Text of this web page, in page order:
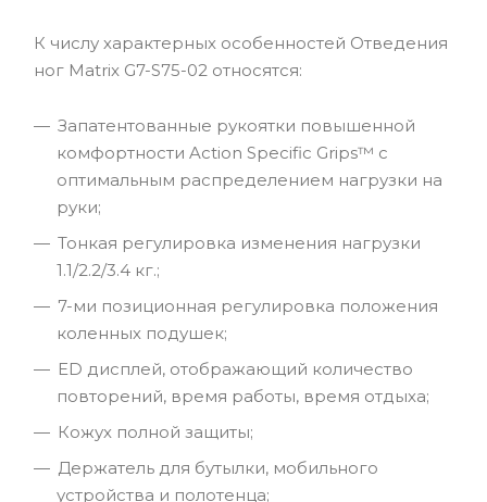
К числу характерных особенностей Отведения
ног Matrix G7-S75-02 относятся:
Запатентованные рукоятки повышенной
комфортности Action Specific Grips™ c
оптимальным распределением нагрузки на
руки;
Тонкая регулировка изменения нагрузки
1.1/2.2/3.4 кг.;
7-ми позиционная регулировка положения
коленных подушек;
ED дисплей, отображающий количество
повторений, время работы, время отдыха;
Кожух полной защиты;
Держатель для бутылки, мобильного
устройства и полотенца;